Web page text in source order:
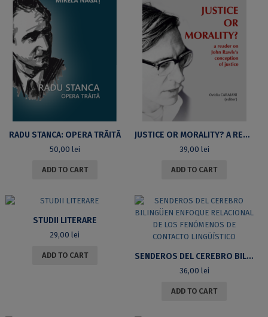
RADU STANCA: OPERA TRĂITĂ
50,00 lei
ADD TO CART
JUSTICE OR MORALITY? A READER ON JOHN RAWLS’S CONCEPTION OF JUSTICE
39,00 lei
ADD TO CART
STUDII LITERARE
29,00lei
ADD TO CART SENDEROS DEL CEREBRO BILINGÜEN ENFOQUE RELACIONAL DE LOS FENÓMENOS DE CONTACTO LINGÜÍSTICO
36,00 lei
ADD TO CART